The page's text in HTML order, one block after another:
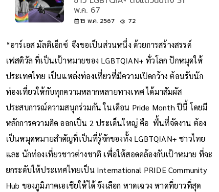
พ.ค. 67
15 พ.ค. 2567 72
“อาร์เอส มัลติเอ็กซ์ จึงขอเป็นส่วนหนึ่ง ด้วยการสร้างสรรค์
เฟสติวัล ที่เป็นเป้าหมายของ LGBTQIAN+ ทั่วโลก ปักหมุดให้
ประเทศไทย เป็นแหล่งท่องเที่ยวที่มีความเปิดกว้าง ต้อนรับนัก
ท่องเที่ยวให้กับทุกความหลากหลายทางเพศ ได้มาสัมผัส
ประสบการณ์ความสนุกร่วมกัน ในเดือน Pride Month ปีนี้ โดยมี
หลักการความคิด ออกเป็น 2 ประเด็นใหญ่ คือ พื้นที่จัดงาน ต้อง
เป็นหมุดหมายสำคัญที่เป็นที่รู้จักของทั้ง LGBTQIAN+ ชาวไทย
และ นักท่องเที่ยวชาวต่างชาติ เพื่อให้สอดคล้องกับเป้าหมาย ที่จะ
ยกระดับให้ประเทศไทยเป็น International PRIDE Community
Hub ของภูมิภาคเอเชียให้ได้ จึงเลือก หาดเฉวง หาดที่ยาวที่สุด